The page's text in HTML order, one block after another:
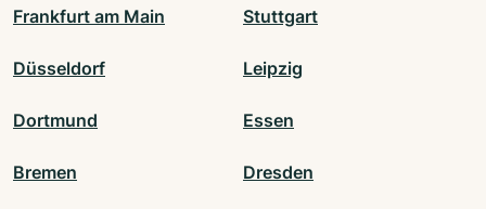
Frankfurt am Main Stuttgart
Düsseldorf Leipzig
Dortmund Essen
Bremen Dresden